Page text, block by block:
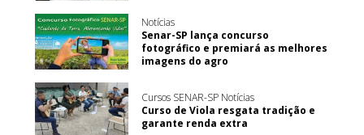
Notícias
Senar-SP lança concurso
fotográfico e premiará as melhores
imagens do agro
Cursos SENAR-SP Notícias
Curso de Viola resgata tradição e
garante renda extra